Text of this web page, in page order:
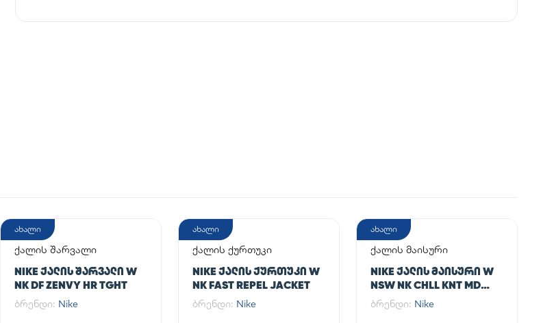
ახალი
ქალის შარვალი
NIKE ᲥᲐᲚᲘᲡ ᲨᲐᲠᲕᲐᲚᲘ W
NK DF ZENVY HR TGHT
ბრენდი: Nike
ახალი
ქალის ქურთუკი
NIKE ᲥᲐᲚᲘᲡ ᲥᲣᲠᲗᲣᲙᲘ W
NK FAST REPEL JACKET
ბრენდი: Nike
ახალი
ქალის მაისური
NIKE ᲥᲐᲚᲘᲡ ᲛᲐᲘᲡᲣᲠᲘ W
NSW NK CHLL KNT MD
CRP
ბრენდი: Nike